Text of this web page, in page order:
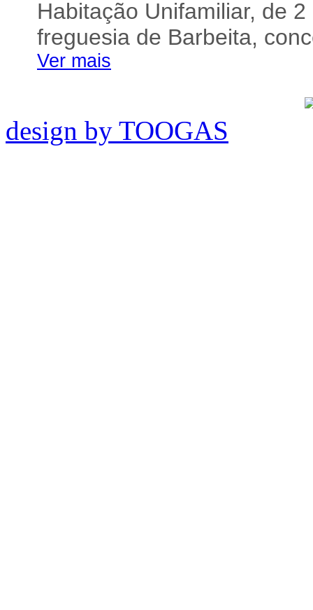
Habitação Unifamiliar, de
freguesia de Barbeita,
Ver mais
design by TOOGAS